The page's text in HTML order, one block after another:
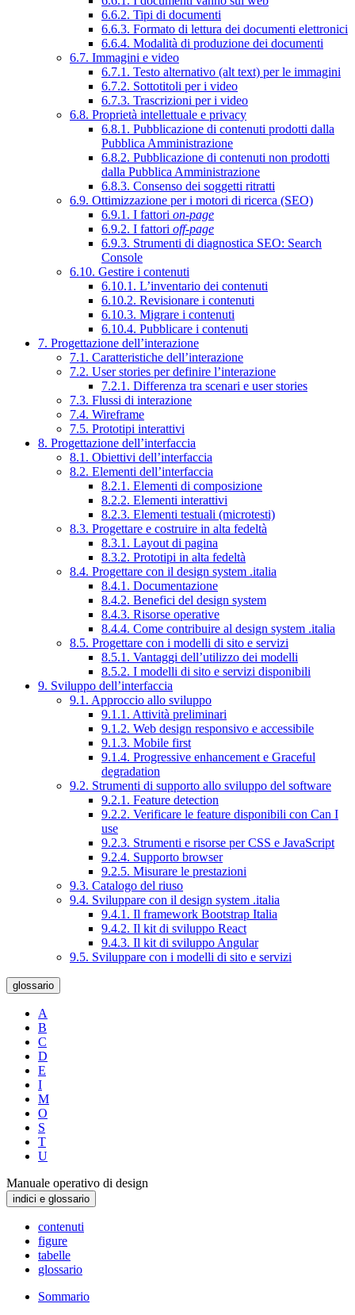
6.6.2. Tipi di documenti
6.6.3. Formato di lettura dei documenti elettronici
6.6.4. Modalità di produzione dei documenti
6.7. Immagini e video
6.7.1. Testo alternativo (alt text) per le immagini
6.7.2. Sottotitoli per i video
6.7.3. Trascrizioni per i video
6.8. Proprietà intellettuale e privacy
6.8.1. Pubblicazione di contenuti prodotti dalla
Pubblica Amministrazione
6.8.2. Pubblicazione di contenuti non prodotti
dalla Pubblica Amministrazione
6.8.3. Consenso dei soggetti ritratti
6.9. Ottimizzazione per i motori di ricerca (SEO)
6.9.1. I fattori on-page
6.9.2. I fattori off-page
6.9.3. Strumenti di diagnostica SEO: Search
Console
6.10. Gestire i contenuti
6.10.1. L’inventario dei contenuti
6.10.2. Revisionare i contenuti
6.10.3. Migrare i contenuti
6.10.4. Pubblicare i contenuti
7. Progettazione dell’interazione
7.1. Caratteristiche dell’interazione
7.2. User stories per definire l’interazione
7.2.1. Differenza tra scenari e user stories
7.3. Flussi di interazione
7.4. Wireframe
7.5. Prototipi interattivi
8. Progettazione dell’interfaccia
8.1. Obiettivi dell’interfaccia
8.2. Elementi dell’interfaccia
8.2.1. Elementi di composizione
8.2.2. Elementi interattivi
8.2.3. Elementi testuali (microtesti)
8.3. Progettare e costruire in alta fedeltà
8.3.1. Layout di pagina
8.3.2. Prototipi in alta fedeltà
8.4. Progettare con il design system .italia
8.4.1. Documentazione
8.4.2. Benefici del design system
8.4.3. Risorse operative
8.4.4. Come contribuire al design system .italia
8.5. Progettare con i modelli di sito e servizi
8.5.1. Vantaggi dell’utilizzo dei modelli
8.5.2. I modelli di sito e servizi disponibili
9. Sviluppo dell’interfaccia
9.1. Approccio allo sviluppo
9.1.1. Attività preliminari
9.1.2. Web design responsivo e accessibile
9.1.3. Mobile first
9.1.4. Progressive enhancement e Graceful
degradation
9.2. Strumenti di supporto allo sviluppo del software
9.2.1. Feature detection
9.2.2. Verificare le feature disponibili con Can I
use
9.2.3. Strumenti e risorse per CSS e JavaScript
9.2.4. Supporto browser
9.2.5. Misurare le prestazioni
9.3. Catalogo del riuso
9.4. Sviluppare con il design system .italia
9.4.1. Il framework Bootstrap Italia
9.4.2. Il kit di sviluppo React
9.4.3. Il kit di sviluppo Angular
9.5. Sviluppare con i modelli di sito e servizi
glossario
A
B
C
D
E
I
M
O
S
T
U
Manuale operativo di design
indici e glossario
contenuti
figure
tabelle
glossario
Sommario